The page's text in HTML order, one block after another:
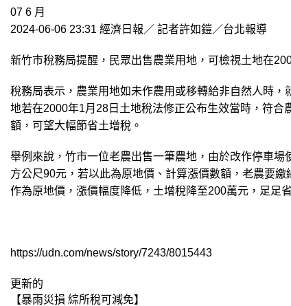
07 6 月
2024-06-06 23:31 經濟日報／ 記者許如鎧／台北報導
新竹市稅務局提醒，民眾出售農業用地，可檢視土地在
稅務局表示，農業用地如未作農用或移轉給非自然人時
地若在2000年1月28日土地稅法修正公布生效當時，符
額，可望大幅節省土增稅。
舉例來說，竹市一位老農出售一筆農地，由於改作停車
方公尺90元，若以此為原地價、計算漲價數額，老農要
作為原地價，漲價幅度降低，土增稅降至200萬元，足足
https://udn.com/news/story/7243/8015443
更新的
【暴雨災損 綜所稅可減免】